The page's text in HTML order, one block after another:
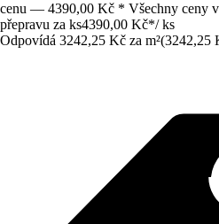
cenu — 4390,00 Kč * Všechny ceny
přepravu za ks4390,00 Kč*/ ks
Odpovídá 3242,25 Kč za m²(3242,25